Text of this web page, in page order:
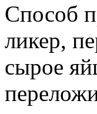
Способ
ликер,
сырое